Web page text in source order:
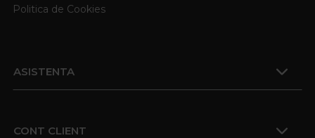
Politica de Cookies
ASISTENTA
CONT CLIENT